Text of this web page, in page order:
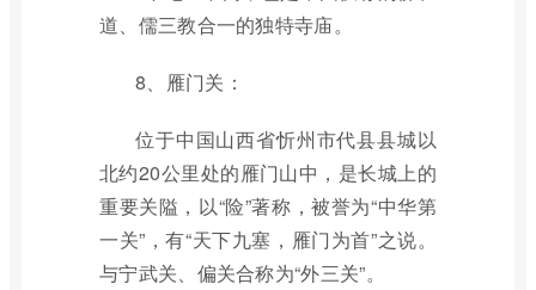
道、儒三教合一的独特寺庙。
8、雁门关：
位于中国山西省忻州市代县县城以
北约20公里处的雁门山中，是长城上的
重要关隘，以“险”著称，被誉为“中华第
一关”，有“天下九塞，雁门为首”之说。
与宁武关、偏关合称为“外三关”。